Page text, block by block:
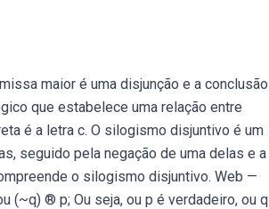
maior é uma disjunção e a conclusão
que estabelece uma relação entre
é a letra c. O silogismo disjuntivo é um
seguido pela negação de uma delas e a
o silogismo disjuntivo. Web —
(~q) ® p; Ou seja, ou p é verdadeiro, ou q